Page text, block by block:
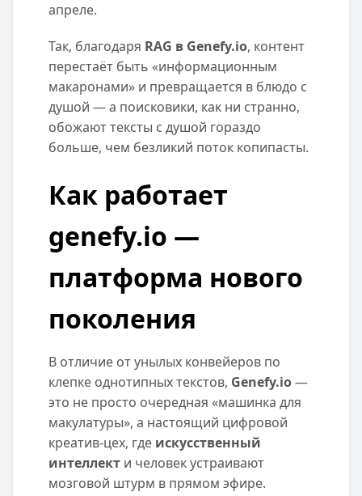
апреле.
Так, благодаря RAG в Genefy.io, контент
перестаёт быть «информационным
макаронами» и превращается в блюдо с
душой — а поисковики, как ни странно,
обожают тексты с душой гораздо
больше, чем безликий поток копипасты.
Как работает
genefy.io —
платформа нового
поколения
В отличие от унылых конвейеров по
клепке однотипных текстов, Genefy.io—
это не просто очередная «машинка для
макулатуры», а настоящий цифровой
креатив-цех, где искусственный
интеллект и человек устраивают
мозговой штурм в прямом эфире.